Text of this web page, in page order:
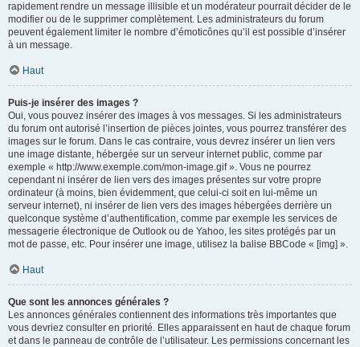
rapidement rendre un message illisible et un modérateur pourrait décider de le
modifier ou de le supprimer complètement. Les administrateurs du forum
peuvent également limiter le nombre d’émoticônes qu’il est possible d’insérer
à un message.
Haut
Puis-je insérer des images ?
Oui, vous pouvez insérer des images à vos messages. Si les administrateurs
du forum ont autorisé l’insertion de pièces jointes, vous pourrez transférer des
images sur le forum. Dans le cas contraire, vous devrez insérer un lien vers
une image distante, hébergée sur un serveur internet public, comme par
exemple « http://www.exemple.com/mon-image.gif ». Vous ne pourrez
cependant ni insérer de lien vers des images présentes sur votre propre
ordinateur (à moins, bien évidemment, que celui-ci soit en lui-même un
serveur internet), ni insérer de lien vers des images hébergées derrière un
quelconque système d’authentification, comme par exemple les services de
messagerie électronique de Outlook ou de Yahoo, les sites protégés par un
mot de passe, etc. Pour insérer une image, utilisez la balise BBCode « [img] ».
Haut
Que sont les annonces générales ?
Les annonces générales contiennent des informations très importantes que
vous devriez consulter en priorité. Elles apparaissent en haut de chaque forum
et dans le panneau de contrôle de l’utilisateur. Les permissions concernant les